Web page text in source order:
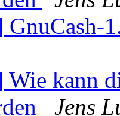
Wie kann
Jens